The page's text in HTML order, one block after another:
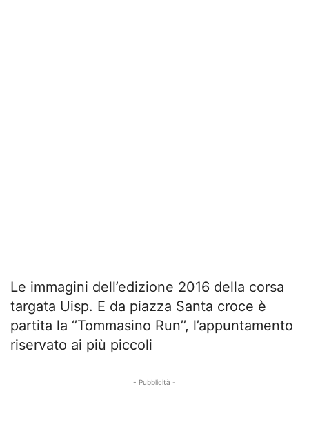
Le immagini dell’edizione 2016 della corsa
targata Uisp. E da piazza Santa croce è
partita la ‘’Tommasino Run’’, l’appuntamento
riservato ai più piccoli
- Pubblicità -